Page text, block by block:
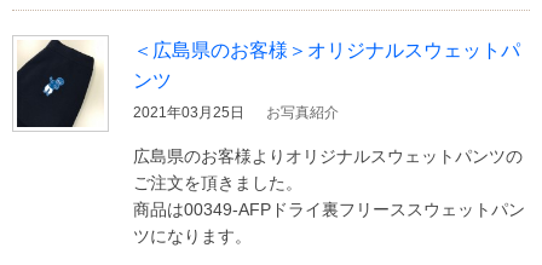
＜広島県のお客様＞オリジナルスウェットパ
ンツ
2021年03月25日 お写真紹介
広島県のお客様よりオリジナルスウェットパンツの
ご注文を頂きました。
商品は00349-AFPドライ裏フリーススウェットパン
ツになります。